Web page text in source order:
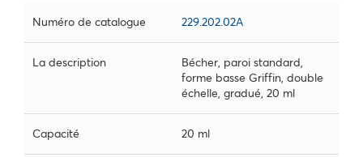
Numéro de catalogue 229.202.02A
La description
Bécher, paroi standard,
forme basse Griffin, double
échelle, gradué, 20 ml
Capacité 20 ml